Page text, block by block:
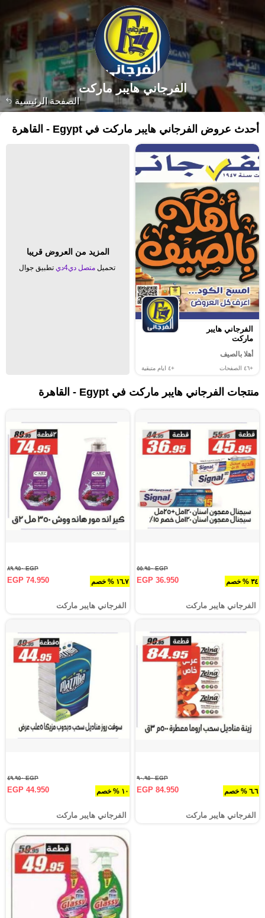
الصفحة الرئيسية
الفرجاني هايبر ماركت
أحدث عروض الفرجاني هايبر ماركت في Egypt - القاهرة
الفرجاني هايبر
ماركت
أهلا بالصيف
+٤٦ الصفحات +٤ ايام متبقية
المزيد من العروض قريبا
تحميل متصل دي4دي تطبيق جوال
منتجات الفرجاني هايبر ماركت في Egypt - القاهرة
٣٤ % خصم
EGP ٥٥.٩٥٠
EGP 36.950
الفرجاني هايبر ماركت
١٦.٧ % خصم
EGP ٨٩.٩٥٠
EGP 74.950
الفرجاني هايبر ماركت
٦.٦ % خصم
EGP ٩٠.٩٥٠
EGP 84.950
الفرجاني هايبر ماركت
١٠ % خصم
EGP ٤٩.٩٥٠
EGP 44.950
الفرجاني هايبر ماركت